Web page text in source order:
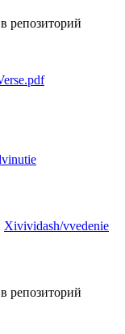
в репозиторий
Xivividash/vvedenie
в репозиторий